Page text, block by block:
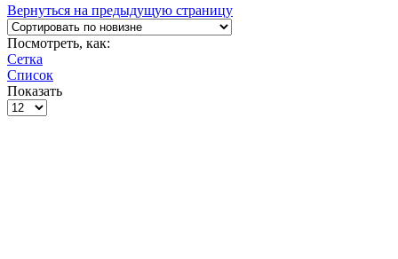
Вернуться на предыдущую страницу
Посмотреть, как:
Сетка
Список
Показать